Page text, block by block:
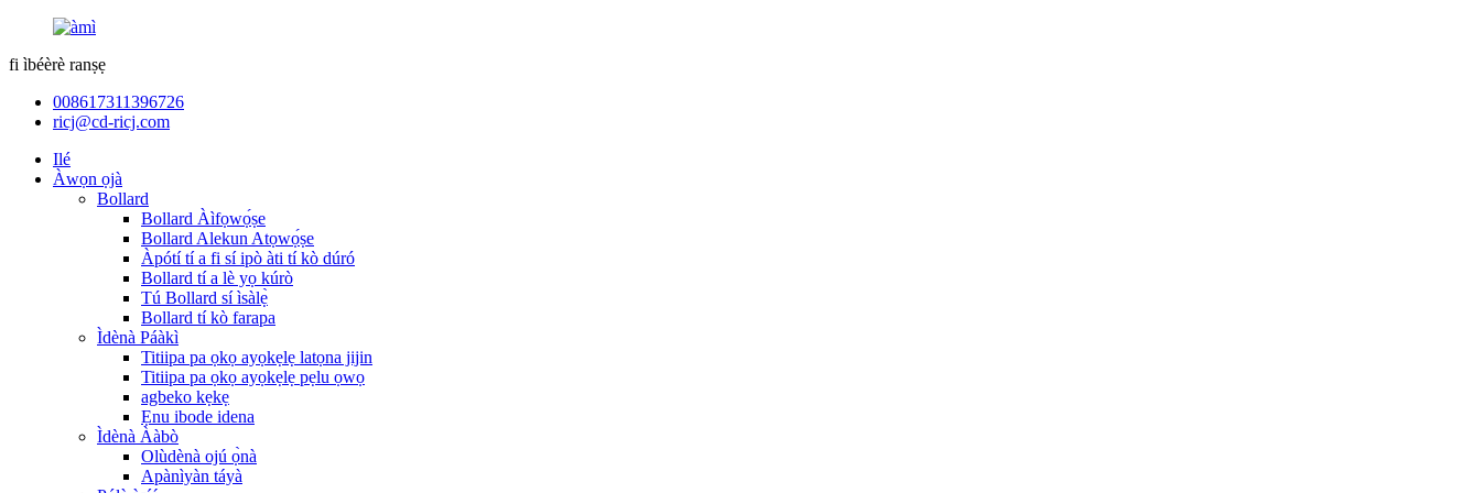
fi ìbéèrè ranṣẹ
008617311396726
ricj@cd-ricj.com
Ilé
Àwọn ọjà
Bollard
Bollard Àìfọwọ́ṣe
Bollard Alekun Atọwọ́ṣe
Àpótí tí a fi sí ipò àti tí kò dúró
Bollard tí a lè yọ kúrò
Tú Bollard sí ìsàlẹ̀
Bollard tí kò farapa
Ìdènà Páàkì
Titiipa pa ọkọ ayọkẹlẹ latọna jijin
Titiipa pa ọkọ ayọkẹlẹ pẹlu ọwọ
agbeko kẹkẹ
Ẹnu ibode idena
Ìdènà Ààbò
Olùdènà ojú ọ̀nà
Apànìyàn táyà